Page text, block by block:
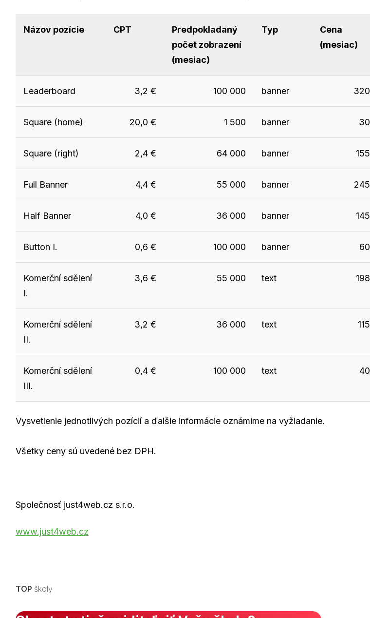
Názov pozície CPT
Predpokladaný
počet zobrazení
(mesiac)
Typ
Cena
(mesiac)
Leaderboard 3,2 € 100 000 banner 320
Square (home) 20,0 € 1 500 banner 30
Square (right) 2,4 € 64 000 banner 155
Full Banner 4,4 € 55 000 banner 245
Half Banner 4,0 € 36 000 banner 145
Button I. 0,6 € 100 000 banner 60
Komerční sdělení
I.
3,6 € 55 000 text 198
Komerční sdělení
II.
3,2 € 36 000 text 115
Komerční sdělení
III.
0,4 € 100 000 text 40
Vysvetlenie jednotlivých pozícií a ďalšie informácie oznámime na vyžiadanie.
Všetky ceny sú uvedené bez DPH.
Společnosť just4web.cz s.r.o.
www.just4web.cz
TOP školy